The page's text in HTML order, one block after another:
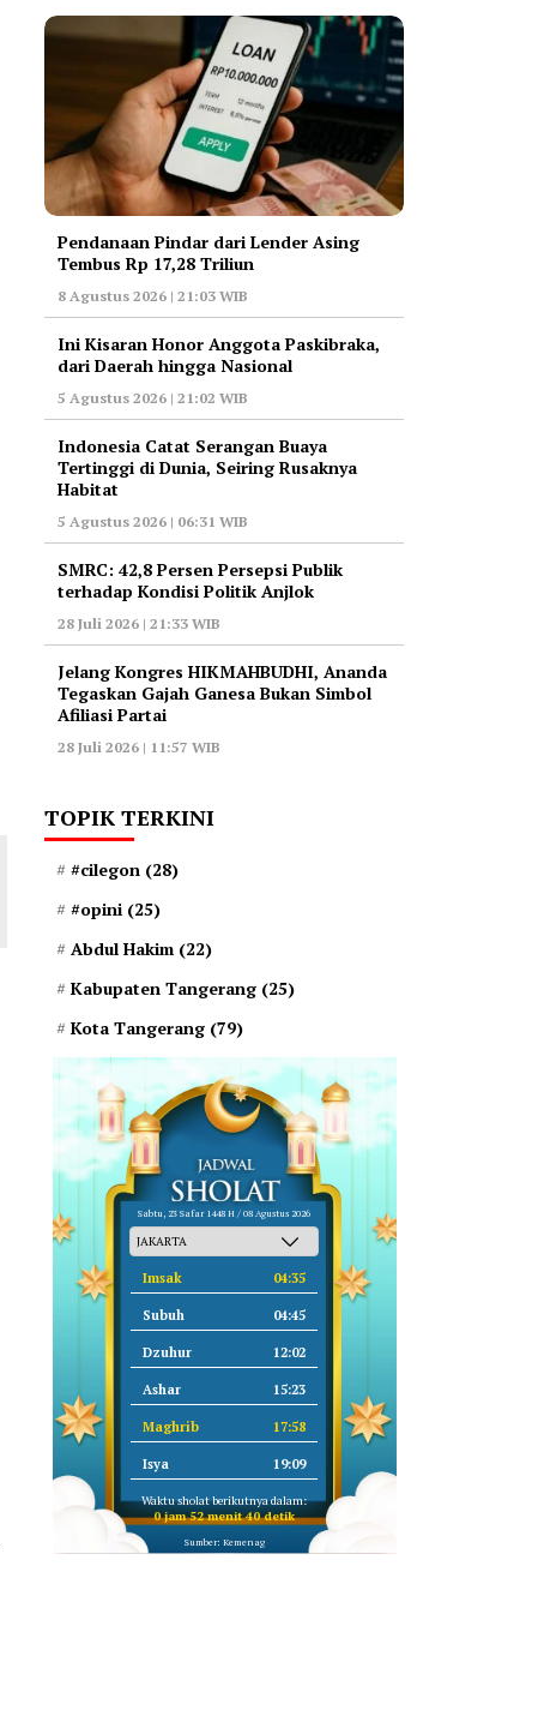
Pendanaan Pindar dari Lender Asing
Tembus Rp 17,28 Triliun
8 Agustus 2026 | 21:03 WIB
Ini Kisaran Honor Anggota Paskibraka,
dari Daerah hingga Nasional
5 Agustus 2026 | 21:02 WIB
Indonesia Catat Serangan Buaya
Tertinggi di Dunia, Seiring Rusaknya
Habitat
5 Agustus 2026 | 06:31 WIB
‎SMRC: 42,8 Persen Persepsi Publik
terhadap Kondisi Politik Anjlok
28 Juli 2026 | 21:33 WIB
‎Jelang Kongres HIKMAHBUDHI, Ananda
Tegaskan Gajah Ganesa Bukan Simbol
Afiliasi Partai
28 Juli 2026 | 11:57 WIB
TOPIK TERKINI
#cilegon (28)
#opini (25)
Abdul Hakim (22)
Kabupaten Tangerang (25)
Kota Tangerang (79)
Sabtu, 23 Safar 1448 H / 08 Agustus 2026
Imsak 04:35
Subuh 04:45
Dzuhur 12:02
Ashar 15:23
Maghrib 17:58
Isya 19:09
Waktu sholat berikutnya dalam:
0 jam 52 menit 39 detik
Sumber: Kemenag